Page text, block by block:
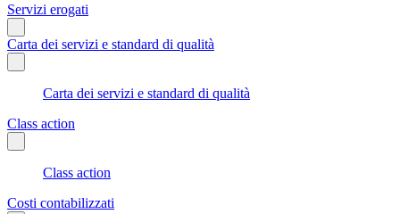
Servizi erogati
Carta dei servizi e standard di qualità
Carta dei servizi e standard di qualità
Class action
Class action
Costi contabilizzati